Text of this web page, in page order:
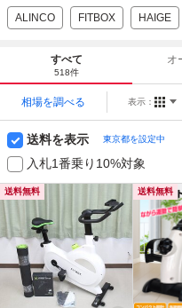
ALINCO FITBOX HAIGE
すべて
518件
オ
相場を調べる 表示：
送料を表示 東京都を設定中
入札1番乗り10%対象
送料無料 送料無料